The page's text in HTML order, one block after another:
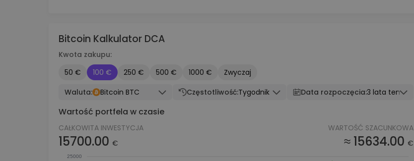
Bitcoin Kalkulator DCA
Kwota zakupu:
50 €
100 € 250 € 500 € 1000 €
Zwyczaj
Waluta:
Bitcoin BTC Częstotliwość:Tygodnik Data rozpoczęcia:3 lata temu
Wartość portfela w czasie
CAŁKOWITA INWESTYCJA
15700.00 €
WARTOŚĆ SZACUNKOWA
≈ 15634.00 €
25000